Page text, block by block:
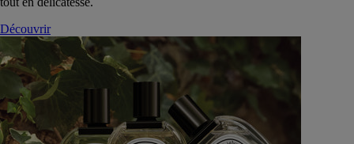
Découvrir